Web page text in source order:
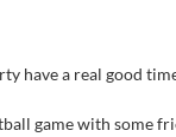
have a real good
game with some